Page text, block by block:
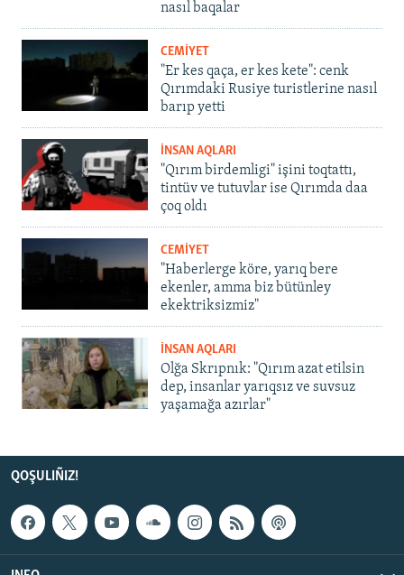
nasıl baqalar
CEMİYET
"Er kes qaça, er kes kete": cenk
Qırımdaki Rusiye turistlerine nasıl
barıp yetti
İNSAN AQLARI
"Qırım birdemligi" işini toqtattı,
tintüv ve tutuvlar ise Qırımda daa
çoq oldı
CEMİYET
"Haberlerge köre, yarıq bere
ekenler, amma biz bütünley
ekektriksizmiz"
İNSAN AQLARI
Olğa Skrıpnık: "Qırım azat etilsin
dep, insanlar yarıqsız ve suvsuz
yaşamağa azırlar"
QOŞULIÑIZ!